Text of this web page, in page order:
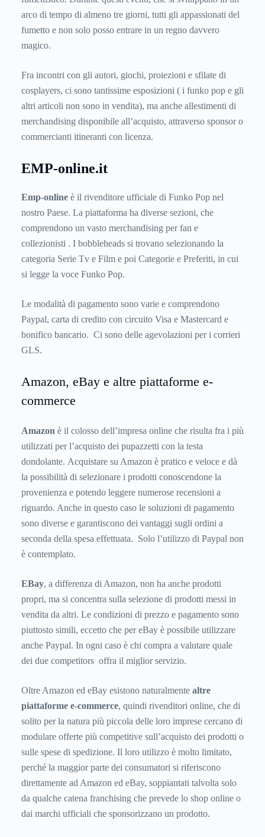
arco di tempo di almeno tre giorni, tutti gli appassionati del
fumetto e non solo posso entrare in un regno davvero
magico.
Fra incontri con gli autori, giochi, proiezioni e sfilate di
cosplayers, ci sono tantissime esposizioni ( i funko pop e gli
altri articoli non sono in vendita), ma anche allestimenti di
merchandising disponibile all’acquisto, attraverso sponsor o
commercianti itineranti con licenza.
EMP-online.it
Emp-online è il rivenditore ufficiale di Funko Pop nel
nostro Paese. La piattaforma ha diverse sezioni, che
comprendono un vasto merchandising per fan e
collezionisti . I bobbleheads si trovano selezionando la
categoria Serie Tv e Film e poi Categorie e Preferiti, in cui
si legge la voce Funko Pop.
Le modalità di pagamento sono varie e comprendono
Paypal, carta di credito con circuito Visa e Mastercard e
bonifico bancario. Ci sono delle agevolazioni per i corrieri
GLS.
Amazon, eBay e altre piattaforme e-
commerce
Amazon è il colosso dell’impresa online che risulta fra i più
utilizzati per l’acquisto dei pupazzetti con la testa
dondolante. Acquistare su Amazon è pratico e veloce e dà
la possibilità di selezionare i prodotti conoscendone la
provenienza e potendo leggere numerose recensioni a
riguardo. Anche in questo caso le soluzioni di pagamento
sono diverse e garantiscono dei vantaggi sugli ordini a
seconda della spesa effettuata. Solo l’utilizzo di Paypal non
è contemplato.
EBay, a differenza di Amazon, non ha anche prodotti
propri, ma si concentra sulla selezione di prodotti messi in
vendita da altri. Le condizioni di prezzo e pagamento sono
piuttosto simili, eccetto che per eBay è possibile utilizzare
anche Paypal. In ogni caso è chi compra a valutare quale
dei due competitors offra il miglior servizio.
Oltre Amazon ed eBay esistono naturalmente altre
piattaforme e-commerce, quindi rivenditori online, che di
solito per la natura più piccola delle loro imprese cercano di
modulare offerte più competitive sull’acquisto dei prodotti o
sulle spese di spedizione. Il loro utilizzo è molto limitato,
perché la maggior parte dei consumatori si riferiscono
direttamente ad Amazon ed eBay, soppiantati talvolta solo
da qualche catena franchising che prevede lo shop online o
dai marchi ufficiali che sponsorizzano un prodotto.